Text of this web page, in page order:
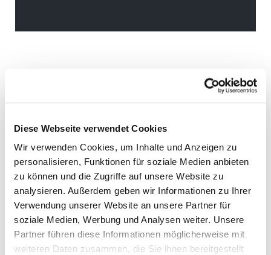
Diese Webseite verwendet Cookies
Wir verwenden Cookies, um Inhalte und Anzeigen zu
personalisieren, Funktionen für soziale Medien anbieten
zu können und die Zugriffe auf unsere Website zu
analysieren. Außerdem geben wir Informationen zu Ihrer
Verwendung unserer Website an unsere Partner für
soziale Medien, Werbung und Analysen weiter. Unsere
Partner führen diese Informationen möglicherweise mit
weiteren Daten zusammen, die Sie ihnen bereitgestellt